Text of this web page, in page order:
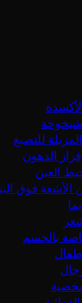
للتصبغ
الدهون
العين
الأشعة فوق
بالجسم